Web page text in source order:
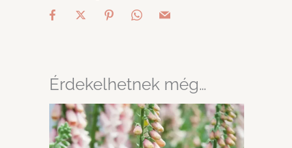
Érdekelhetnek még…